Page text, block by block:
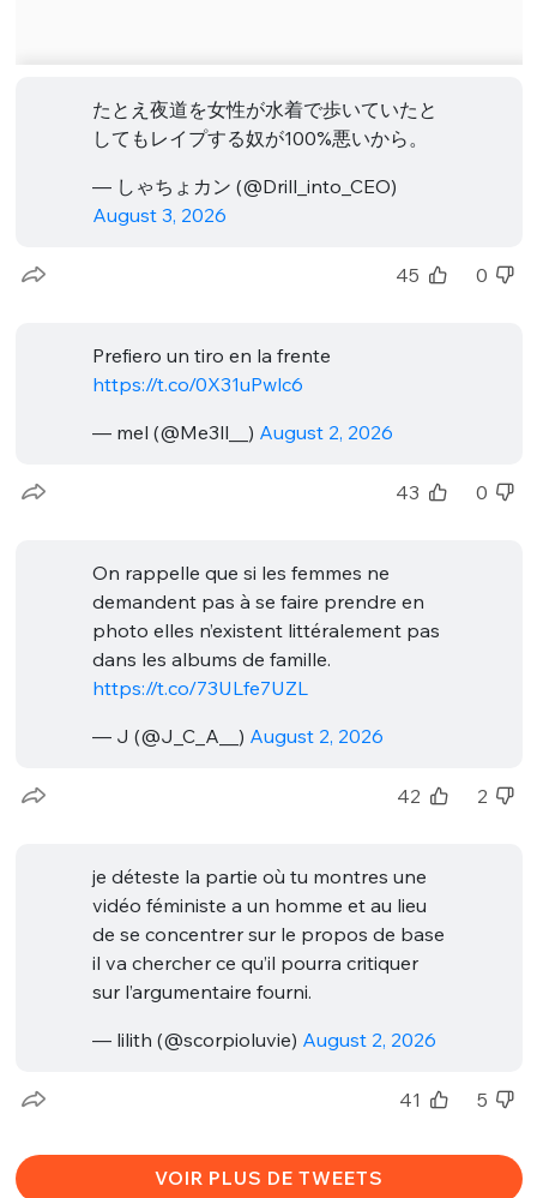
たとえ夜道を女性が水着で歩いていたと
してもレイプする奴が100%悪いから。
— しゃちょカン (@Drill_into_CEO)
August 3, 2026
45 0
Prefiero un tiro en la frente
https://t.co/0X31uPwlc6
— mel (@Me3ll__) August 2, 2026
43 0
On rappelle que si les femmes ne
demandent pas à se faire prendre en
photo elles n’existent littéralement pas
dans les albums de famille.
https://t.co/73ULfe7UZL
— J (@J_C_A__) August 2, 2026
42 2
je déteste la partie où tu montres une
vidéo féministe a un homme et au lieu
de se concentrer sur le propos de base
il va chercher ce qu’il pourra critiquer
sur l’argumentaire fourni.
— lilith (@scorpioluvie) August 2, 2026
41 5
VOIR PLUS DE TWEETS